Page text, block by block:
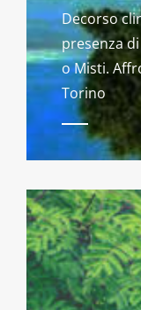
Decorso
presenza
o Misti.
Torino